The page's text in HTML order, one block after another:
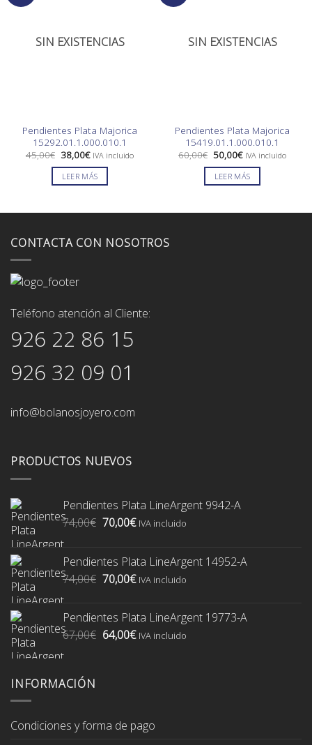
SIN EXISTENCIAS
Pendientes Plata Majorica
15292.01.1.000.010.1
45,00€ El
precio
original
era:
38,00€El
actual
es:
IVA incluido
LEER MÁS
SIN EXISTENCIAS
Pendientes Plata Majorica
15419.01.1.000.010.1
60,00€ El
precio
original
era:
50,00€El
actual
es:
IVA incluido
LEER MÁS
CONTACTA CON NOSOTROS
Teléfono atención al Cliente:
926 22 86 15
926 32 09 01
info@bolanosjoyero.com
PRODUCTOS NUEVOS
Pendientes Plata LineArgent 9942-A
74,00€ El
era:
74,00€.
70,00€El
es:
70,00€.
IVA incluido
Pendientes Plata LineArgent 14952-A
74,00€ El
era:
74,00€.
70,00€El
es:
70,00€.
IVA incluido
Pendientes Plata LineArgent 19773-A
67,00€ El
64,00€ElIVA incluido
INFORMACIÓN
Condiciones y forma de pago